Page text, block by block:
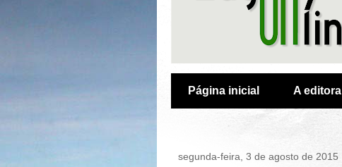
Página inicial A editora
segunda-feira, 3 de agosto de 2015